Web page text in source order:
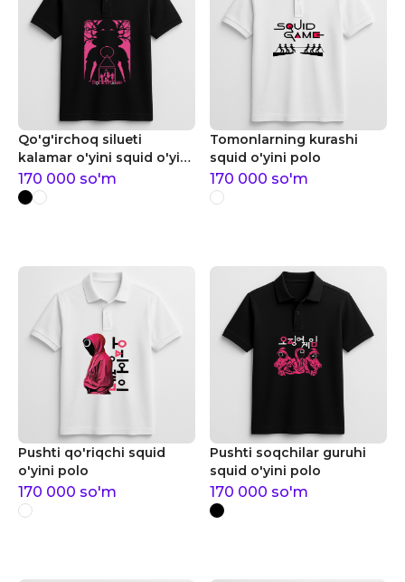
Qo'g'irchoq silueti
kalamar o'yini squid o'yini
polo
170 000 so'm
Tomonlarning kurashi
squid o'yini polo
170 000 so'm
Pushti qo'riqchi squid
o'yini polo
170 000 so'm
Pushti soqchilar guruhi
squid o'yini polo
170 000 so'm